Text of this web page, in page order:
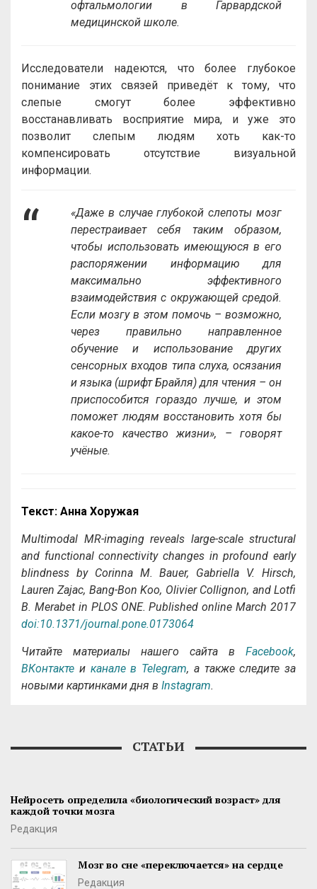
офтальмологии в Гарвардской
медицинской школе.
Исследователи надеются, что более глубокое
понимание этих связей приведёт к тому, что
слепые смогут более эффективно
восстанавливать восприятие мира, и уже это
позволит слепым людям хоть как-то
компенсировать отсутствие визуальной
информации.
«Даже в случае глубокой слепоты мозг
перестраивает себя таким образом,
чтобы использовать имеющуюся в его
распоряжении информацию для
максимально эффективного
взаимодействия с окружающей средой.
Если мозгу в этом помочь – возможно,
через правильно направленное
обучение и использование других
сенсорных входов типа слуха, осязания
и языка (шрифт Брайля) для чтения – он
приспособится гораздо лучше, и этом
поможет людям восстановить хотя бы
какое-то качество жизни», – говорят
учёные.
Текст: Анна Хоружая
Multimodal MR-imaging reveals large-scale structural
and functional connectivity changes in profound early
blindness by Corinna M. Bauer, Gabriella V. Hirsch,
Lauren Zajac, Bang-Bon Koo, Olivier Collignon, and Lotfi
B. Merabet in PLOS ONE.Published online March 2017
doi:10.1371/journal.pone.0173064
Читайте материалы нашего сайта в Facebook,
ВКонтакте и канале в Telegram, а также следите за
новыми картинками дня в Instagram.
СТАТЬИ
Нейросеть определила «биологический возраст» для
каждой точки мозга
Редакция
Мозг во сне «переключается» на сердце
Редакция